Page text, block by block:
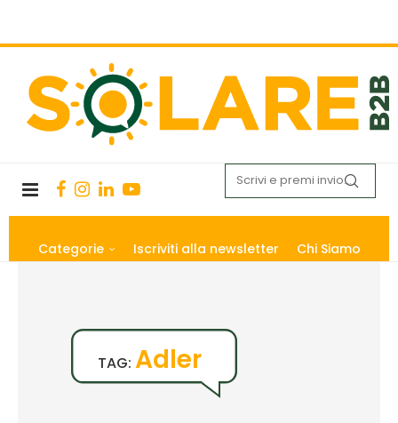
Categorie Iscriviti alla newsletter Chi Siamo
TAG: Adler